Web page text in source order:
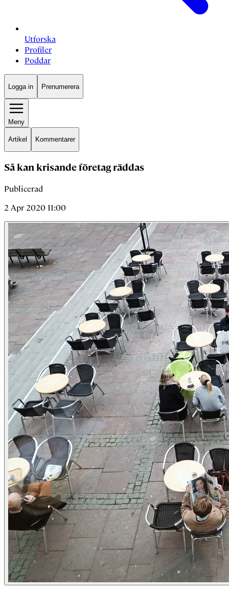
Utforska
Profiler
Poddar
Logga in Prenumerera
Meny
Artikel Kommentarer
Så kan krisande företag räddas
Publicerad
2 Apr 2020 11:00